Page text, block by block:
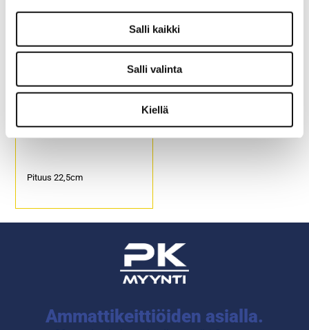
Salli kaikki
Salli valinta
Kiellä
Ruokaveitsi Slate
Pituus 22,5cm
Ammattikeittiöiden asialla.